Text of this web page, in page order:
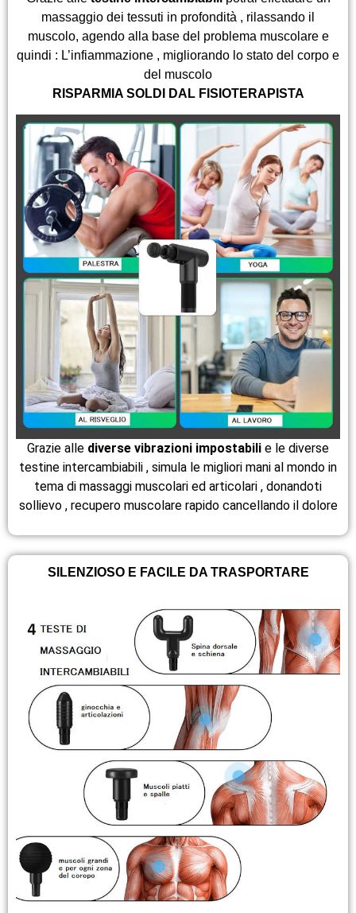
massaggio dei tessuti in profondità , rilassando il
muscolo, agendo alla base del problema muscolare e
quindi : L’infiammazione , migliorando lo stato del corpo e
del muscolo
RISPARMIA SOLDI DAL FISIOTERAPISTA
Grazie alle diverse vibrazioni impostabili e le diverse
testine intercambiabili , simula le migliori mani al mondo in
tema di massaggi muscolari ed articolari , donandoti
sollievo , recupero muscolare rapido cancellando il dolore
SILENZIOSO E FACILE DA TRASPORTARE